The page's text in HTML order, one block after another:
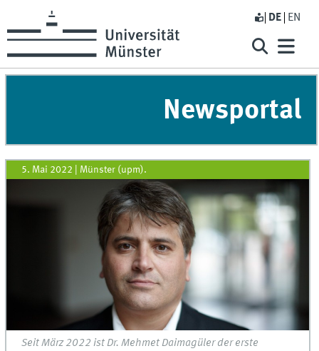
DE EN
Newsportal
5. Mai 2022 Münster (upm).
Seit März 2022 ist Dr. Mehmet Daimagüler der erste